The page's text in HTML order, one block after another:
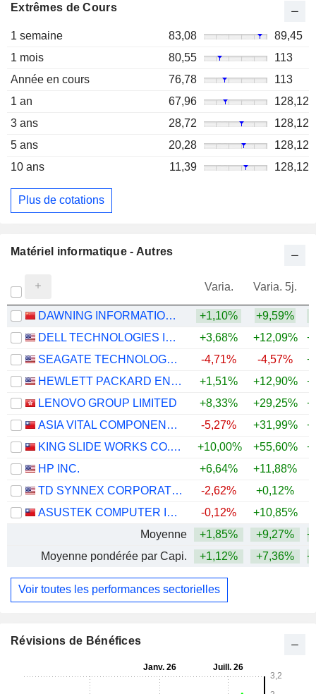
Extrêmes de Cours
1 semaine 83,08
89,45
1 mois
80,55
113
Année en cours
76,78
113
1 an
67,96
128,12
3 ans
28,72
128,12
5 ans
20,28
128,12
10 ans
11,39 128,12
Plus de cotations
Matériel informatique - Autres
Varia. Varia. 5j.
DAWNING INFORMATION INDUSTRY CO., LTD. +1,10% +9,59%
DELL TECHNOLOGIES INC.
+3,68% +12,09%
SEAGATE TECHNOLOGY HOLDINGS PLC
-4,71% -4,57%
HEWLETT PACKARD ENTERPRISE COMPANY
+1,51% +12,90%
LENOVO GROUP LIMITED
+8,33% +29,25%
ASIA VITAL COMPONENTS CO., LTD.
-5,27% +31,99%
KING SLIDE WORKS CO., LTD.
+10,00% +55,60%
HP INC.
+6,64% +11,88%
TD SYNNEX CORPORATION
-2,62% +0,12%
ASUSTEK COMPUTER INC.
-0,12% +10,85%
Moyenne
+1,85% +9,27%
Moyenne pondérée par Capi.
+1,12% +7,36%
Voir toutes les performances sectorielles
Révisions de Bénéfices